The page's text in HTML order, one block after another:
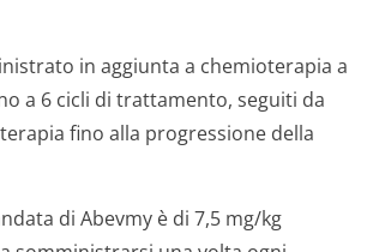
in aggiunta a chemioterapia a
a 6 cicli di trattamento, seguiti da
fino alla progressione della
di Abevmy è di 7,5 mg/kg